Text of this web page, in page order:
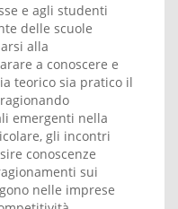
e agli studenti
delle scuole
alla
a conoscere e
teorico sia pratico il
emergenti nella
gli incontri
conoscenze
sui
nelle imprese